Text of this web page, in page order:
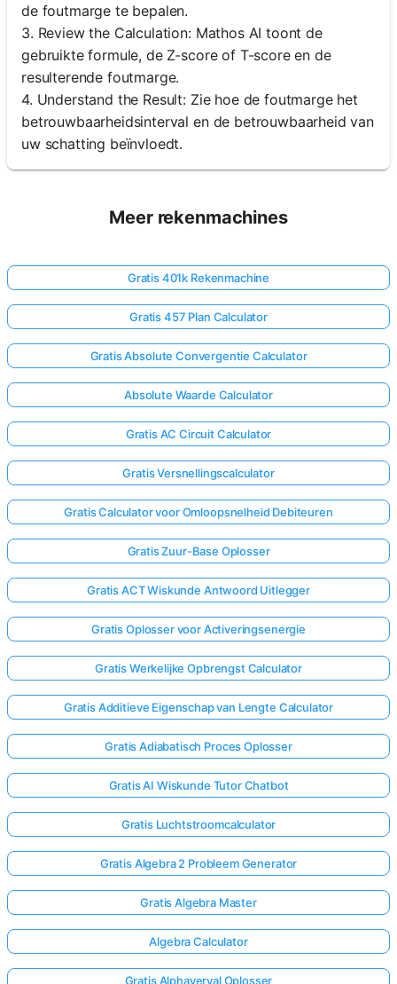
de foutmarge te bepalen.
3. Review the Calculation: Mathos AI toont de
gebruikte formule, de Z-score of T-score en de
resulterende foutmarge.
4. Understand the Result: Zie hoe de foutmarge het
betrouwbaarheidsinterval en de betrouwbaarheid van
uw schatting beïnvloedt.
Meer rekenmachines
Gratis 401k Rekenmachine
Gratis 457 Plan Calculator
Gratis Absolute Convergentie Calculator
Absolute Waarde Calculator
Gratis AC Circuit Calculator
Gratis Versnellingscalculator
Gratis Calculator voor Omloopsnelheid Debiteuren
Gratis Zuur-Base Oplosser
Gratis ACT Wiskunde Antwoord Uitlegger
Gratis Oplosser voor Activeringsenergie
Gratis Werkelijke Opbrengst Calculator
Gratis Additieve Eigenschap van Lengte Calculator
Gratis Adiabatisch Proces Oplosser
Gratis AI Wiskunde Tutor Chatbot
Gratis Luchtstroomcalculator
Gratis Algebra 2 Probleem Generator
Gratis Algebra Master
Algebra Calculator
Gratis Alphaverval Oplosser